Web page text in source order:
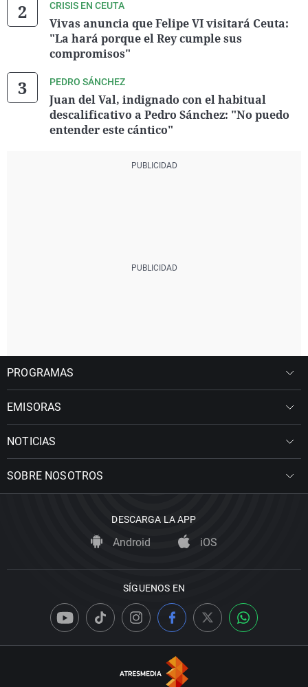
CRISIS EN CEUTA
Vivas anuncia que Felipe VI visitará Ceuta:
"La hará porque el Rey cumple sus
compromisos"
PEDRO SÁNCHEZ
Juan del Val, indignado con el habitual
descalificativo a Pedro Sánchez: "No puedo
entender este cántico"
PROGRAMAS
EMISORAS
NOTICIAS
SOBRE NOSOTROS
DESCARGA LA APP
Android iOS
SÍGUENOS EN